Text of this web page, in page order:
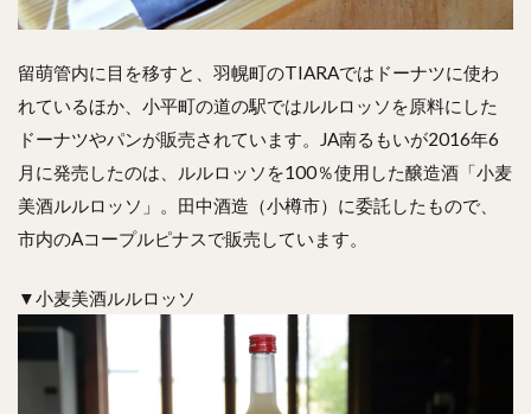
留萌管内に目を移すと、羽幌町のTIARAではドーナツに使わ
れているほか、小平町の道の駅ではルルロッソを原料にした
ドーナツやパンが販売されています。JA南るもいが2016年6
月に発売したのは、ルルロッソを100％使用した醸造酒「小麦
美酒ルルロッソ」。田中酒造（小樽市）に委託したもので、
市内のAコープルピナスで販売しています。
▼小麦美酒ルルロッソ